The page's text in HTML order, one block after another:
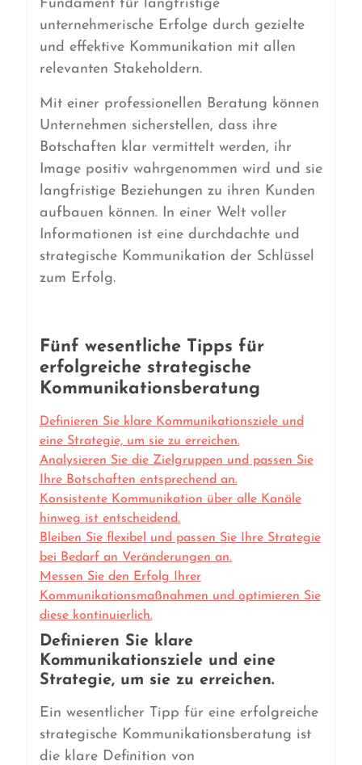
Fundament für langfristige
unternehmerische Erfolge durch gezielte
und effektive Kommunikation mit allen
relevanten Stakeholdern.
Mit einer professionellen Beratung können
Unternehmen sicherstellen, dass ihre
Botschaften klar vermittelt werden, ihr
Image positiv wahrgenommen wird und sie
langfristige Beziehungen zu ihren Kunden
aufbauen können. In einer Welt voller
Informationen ist eine durchdachte und
strategische Kommunikation der Schlüssel
zum Erfolg.
Fünf wesentliche Tipps für
erfolgreiche strategische
Kommunikationsberatung
Definieren Sie klare Kommunikationsziele und
eine Strategie, um sie zu erreichen.
Analysieren Sie die Zielgruppen und passen Sie
Ihre Botschaften entsprechend an.
Konsistente Kommunikation über alle Kanäle
hinweg ist entscheidend.
Bleiben Sie flexibel und passen Sie Ihre Strategie
bei Bedarf an Veränderungen an.
Messen Sie den Erfolg Ihrer
Kommunikationsmaßnahmen und optimieren Sie
diese kontinuierlich.
Definieren Sie klare
Kommunikationsziele und eine
Strategie, um sie zu erreichen.
Ein wesentlicher Tipp für eine erfolgreiche
strategische Kommunikationsberatung ist
die klare Definition von